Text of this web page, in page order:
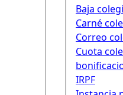
Baja
Carné
Correo
Cuota
IRPF